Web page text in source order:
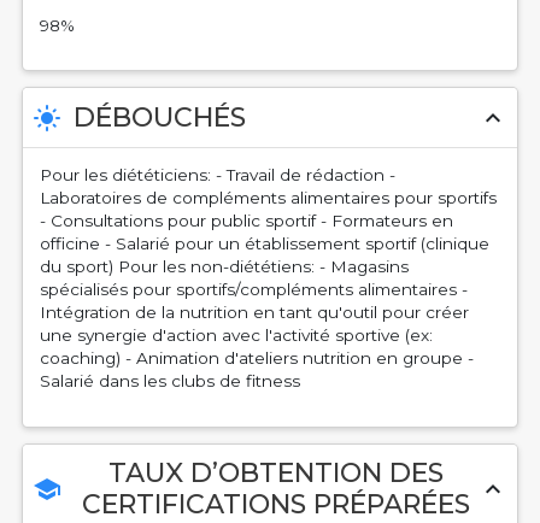
98%
light_mode DÉBOUCHÉS expand_less
Pour les diététiciens: - Travail de rédaction -
Laboratoires de compléments alimentaires pour sportifs
- Consultations pour public sportif - Formateurs en
officine - Salarié pour un établissement sportif (clinique
du sport) Pour les non-diététiens: - Magasins
spécialisés pour sportifs/compléments alimentaires -
Intégration de la nutrition en tant qu'outil pour créer
une synergie d'action avec l'activité sportive (ex:
coaching) - Animation d'ateliers nutrition en groupe -
Salarié dans les clubs de fitness
school
TAUX D’OBTENTION DES
CERTIFICATIONS PRÉPARÉES expand_less